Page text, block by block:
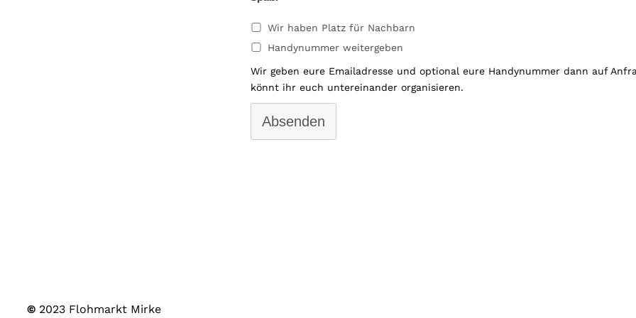
Wir haben Platz für Nachbarn
Handynummer weitergeben
Wir geben eure Emailadresse und optional eure Handynummer dann auf
könnt ihr euch untereinander organisieren.
Absenden
© 2023 Flohmarkt Mirke